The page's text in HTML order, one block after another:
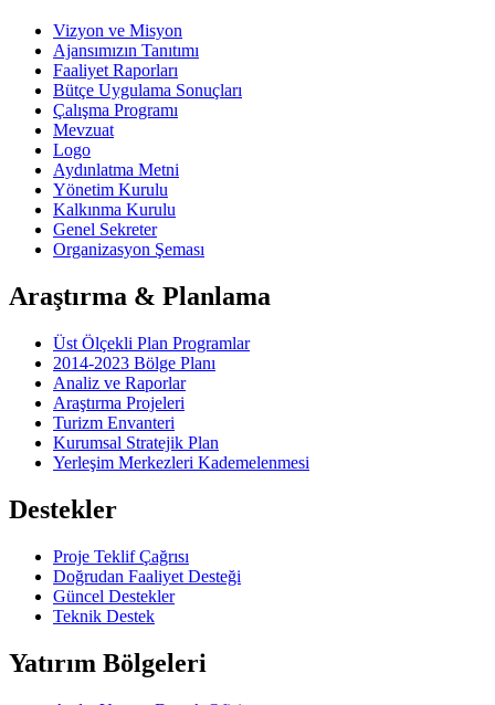
Vizyon ve Misyon
Ajansımızın Tanıtımı
Faaliyet Raporları
Bütçe Uygulama Sonuçları
Çalışma Programı
Mevzuat
Logo
Aydınlatma Metni
Yönetim Kurulu
Kalkınma Kurulu
Genel Sekreter
Organizasyon Şeması
Araştırma & Planlama
Üst Ölçekli Plan Programlar
2014-2023 Bölge Planı
Analiz ve Raporlar
Araştırma Projeleri
Turizm Envanteri
Kurumsal Stratejik Plan
Yerleşim Merkezleri Kademelenmesi
Destekler
Proje Teklif Çağrısı
Doğrudan Faaliyet Desteği
Güncel Destekler
Teknik Destek
Yatırım Bölgeleri